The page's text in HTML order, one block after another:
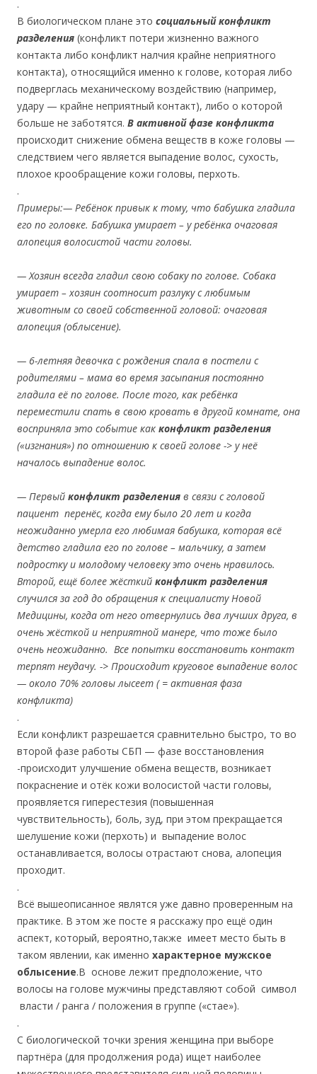
.
В биологическом плане это социальный конфликт
разделения (конфликт потери жизненно важного
контакта либо конфликт налчия крайне неприятного
контакта), относящийся именно к голове, которая либо
подверглась механическому воздействию (например,
удару — крайне неприятный контакт), либо о которой
больше не заботятся. В активной фазе конфликта
происходит снижение обмена веществ в коже головы —
следствием чего является выпадение волос, сухость,
плохое крообращение кожи головы, перхоть.
.
Примеры:— Ребёнок привык к тому, что бабушка гладила
его по головке. Бабушка умирает – у ребёнка очаговая
алопеция волосистой части головы.
— Хозяин всегда гладил свою собаку по голове. Собака
умирает – хозяин соотносит разлуку с любимым
животным со своей собственной головой: очаговая
алопеция (облысение).
— 6-летняя девочка с рождения спала в постели с
родителями – мама во время засыпания постоянно
гладила её по голове. После того, как ребёнка
переместили спать в свою кровать в другой комнате, она
восприняла это событие как конфликт разделения
(«изгнания») по отношению к своей голове -> у неё
началось выпадение волос.
— Первый конфликт разделения в связи с головой
пациент перенёс, когда ему было 20 лет и когда
неожиданно умерла его любимая бабушка, которая всё
детство гладила его по голове – мальчику, а затем
подростку и молодому человеку это очень нравилось.
Второй, ещё более жёсткий конфликт разделения
случился за год до обращения к специалисту Новой
Медицины, когда от него отвернулись два лучших друга, в
очень жёсткой и неприятной манере, что тоже было
очень неожиданно. Все попытки восстановить контакт
терпят неудачу. -> Происходит круговое выпадение волос
— около 70% головы лысеет ( = активная фаза
конфликта)
.
Если конфликт разрешается сравнительно быстро, то во
второй фазе работы СБП — фазе восстановления
-происходит улучшение обмена веществ, возникает
покраснение и отёк кожи волосистой части головы,
проявляется гиперестезия (повышенная
чувствительность), боль, зуд, при этом прекращается
шелушение кожи (перхоть) и выпадение волос
останавливается, волосы отрастают снова, алопеция
проходит.
.
Всё вышеописанное являтся уже давно проверенным на
практике. В этом же посте я расскажу про ещё один
аспект, который, вероятно,также имеет место быть в
таком явлении, как именно характерное мужское
облысение.В основе лежит предположение, что
волосы на голове мужчины представляют собой символ
власти / ранга / положения в группе («стае»).
.
С биологической точки зрения женщина при выборе
партнёра (для продолжения рода) ищет наиболее